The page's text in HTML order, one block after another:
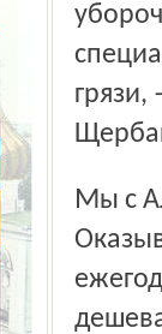
грязи,
Мы с Александром Леонидовичем прикинули.